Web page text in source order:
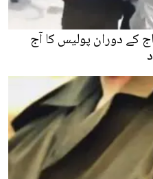
کے دوران پولیس کا آج